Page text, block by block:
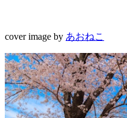
cover image by あおねこ